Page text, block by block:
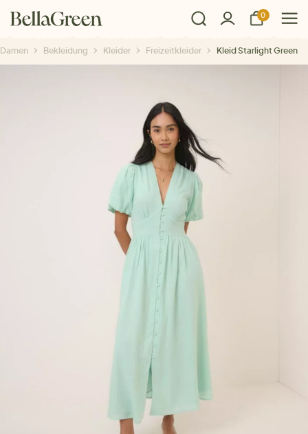
0
Damen Bekleidung Kleider Freizeitkleider Kleid Starlight Green